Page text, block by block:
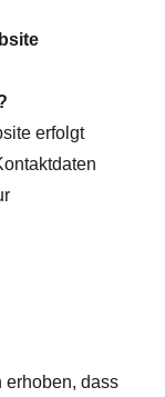
erfolgt
erhoben, dass